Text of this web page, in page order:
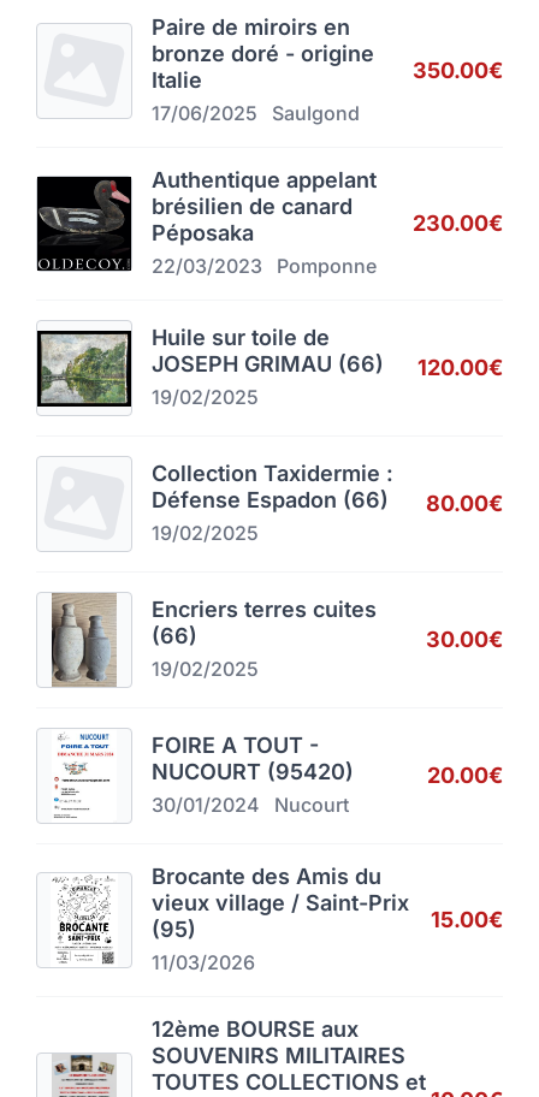
Paire de miroirs en
bronze doré - origine
Italie
17/06/2025 Saulgond
350.00€
Authentique appelant
brésilien de canard
Péposaka
22/03/2023 Pomponne
230.00€
Huile sur toile de
JOSEPH GRIMAU (66)
19/02/2025
120.00€
Collection Taxidermie :
Défense Espadon (66)
19/02/2025
80.00€
Encriers terres cuites
(66)
19/02/2025
30.00€
FOIRE A TOUT -
NUCOURT (95420)
30/01/2024 Nucourt
20.00€
Brocante des Amis du
vieux village / Saint-Prix
(95)
11/03/2026
15.00€
12ème BOURSE aux
SOUVENIRS MILITAIRES
TOUTES COLLECTIONS et